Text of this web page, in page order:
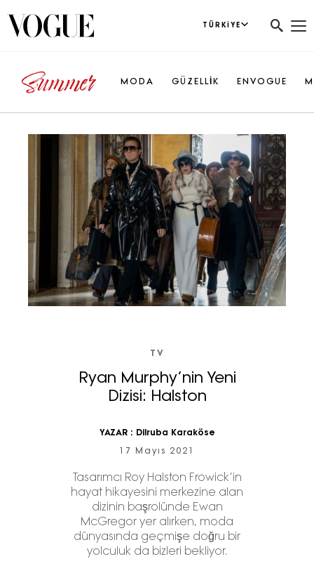
TÜRKIYE
MODA GÜZELLİK ENVOGUE
TV
Ryan Murphy’nin Yeni
Dizisi: Halston
YAZAR : Dilruba Karaköse
17 Mayıs 2021
Tasarımcı Roy Halston Frowick’in
hayat hikayesini merkezine alan
dizinin başrolünde Ewan
McGregor yer alırken, moda
dünyasında geçmişe doğru bir
yolculuk da bizleri bekliyor.